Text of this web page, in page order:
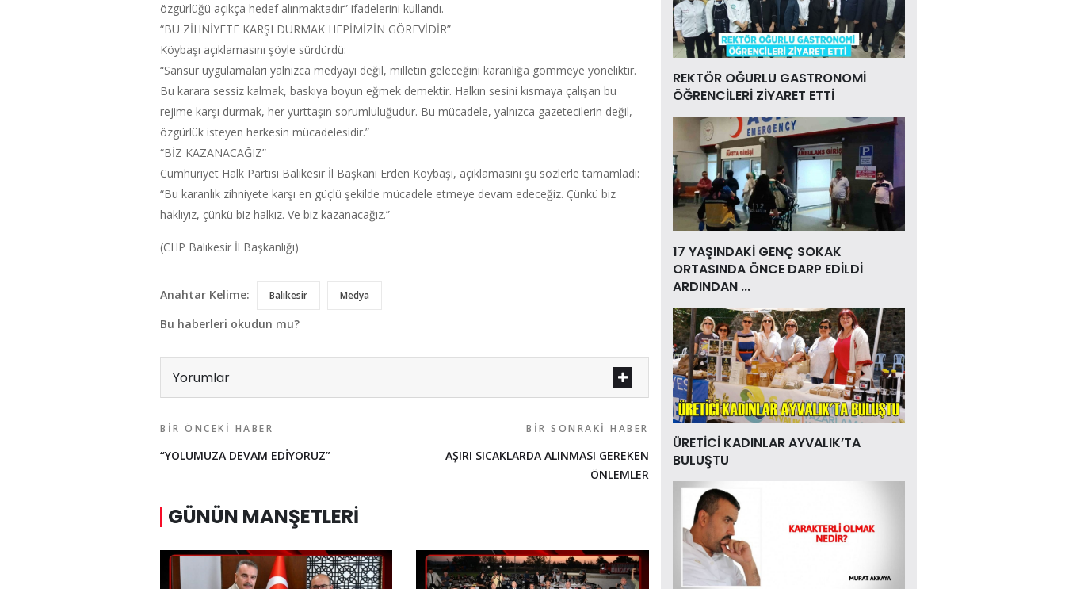
özgürlüğü açıkça hedef alınmaktadır” ifadelerini kullandı.
“BU ZİHNİYETE KARŞI DURMAK HEPİMİZİN GÖREVİDİR”
Köybaşı açıklamasını şöyle sürdürdü:
“Sansür uygulamaları yalnızca medyayı değil, milletin geleceğini karanlığa gömmeye yöneliktir.
Bu karara sessiz kalmak, baskıya boyun eğmek demektir. Halkın sesini kısmaya çalışan bu
rejime karşı durmak, her yurttaşın sorumluluğudur. Bu mücadele, yalnızca gazetecilerin değil,
özgürlük isteyen herkesin mücadelesidir.”
“BİZ KAZANACAĞIZ”
Cumhuriyet Halk Partisi Balıkesir İl Başkanı Erden Köybaşı, açıklamasını şu sözlerle tamamladı:
“Bu karanlık zihniyete karşı en güçlü şekilde mücadele etmeye devam edeceğiz. Çünkü biz
haklıyız, çünkü biz halkız. Ve biz kazanacağız.”
(CHP Balıkesir İl Başkanlığı)
Anahtar Kelime: Balıkesir Medya
Bu haberleri okudun mu?
Yorumlar
BIR ÖNCEKI HABER
“YOLUMUZA DEVAM EDİYORUZ”
BIR SONRAKI HABER
AŞIRI SICAKLARDA ALINMASI GEREKEN
ÖNLEMLER
GÜNÜN MANŞETLERI
REKTÖR OĞURLU GASTRONOMİ
ÖĞRENCİLERİ ZİYARET ETTİ
17 YAŞINDAKİ GENÇ SOKAK
ORTASINDA ÖNCE DARP EDİLDİ
ARDINDAN ...
ÜRETİCİ KADINLAR AYVALIK’TA
BULUŞTU